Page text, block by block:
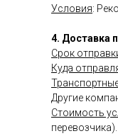
Условия:
4. Доставка
Срок
Куда
Другие
Стоимость
перевозчика).